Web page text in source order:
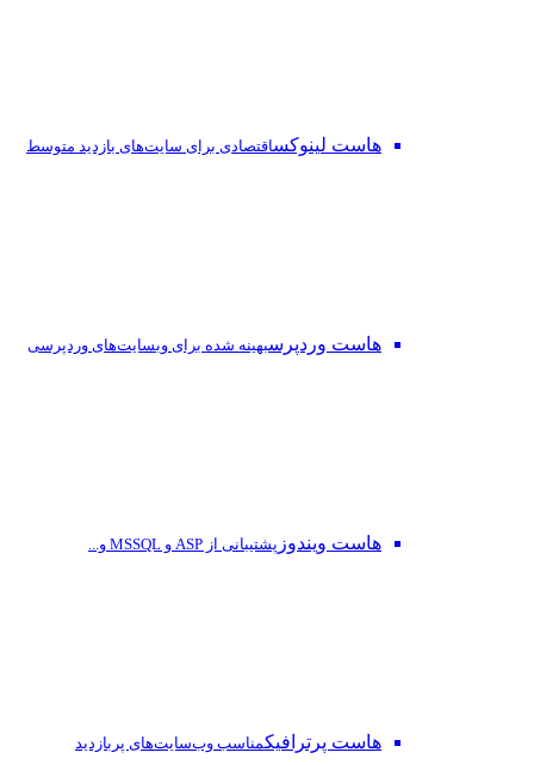
هاست لینوکساقتصادی برای سایت‌های بازدید متوسط
هاست وردپرسبهینه شده برای وبسایت‌های وردپرسی
هاست ویندوز پشتیبانی از ASP و MSSQL و...
هاست پرترافیکمناسب وب‌سایت‌های پربازدید